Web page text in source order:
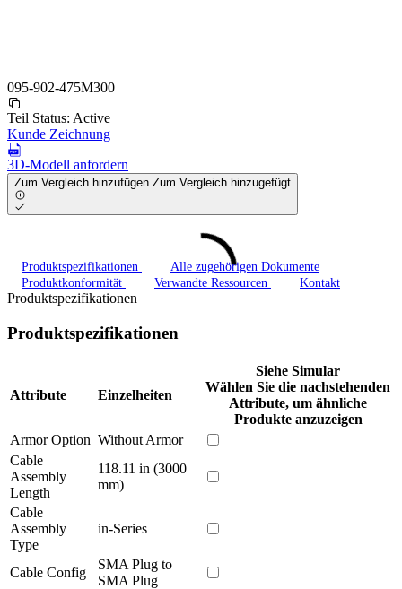
095-902-475M300
Teil Status: Active
Kunde Zeichnung
3D-Modell anfordern
Zum Vergleich hinzufügen Zum Vergleich hinzugefügt
Produktspezifikationen
Alle zugehörigen Dokumente
Produktkonformität
Verwandte Ressourcen Kontakt
Produktspezifikationen
Produktspezifikationen
Attribute Einzelheiten
Siehe Simular
Wählen Sie die nachstehenden
Attribute, um ähnliche
Produkte anzuzeigen
Armor Option Without Armor
Cable
Assembly
Length
118.11 in (3000
mm)
Cable
Assembly
Type
in-Series
Cable Config
SMA Plug to
SMA Plug